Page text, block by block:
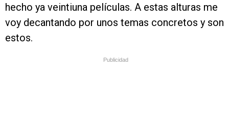
hecho ya veintiuna películas. A estas alturas me
voy decantando por unos temas concretos y son
estos.
Publicidad